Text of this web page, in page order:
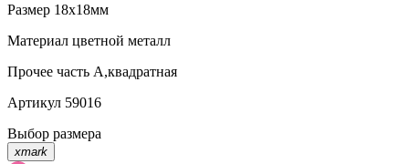
Размер 18х18мм
Материал цветной металл
Прочее часть А,квадратная
Артикул 59016
Выбор размера
xmark